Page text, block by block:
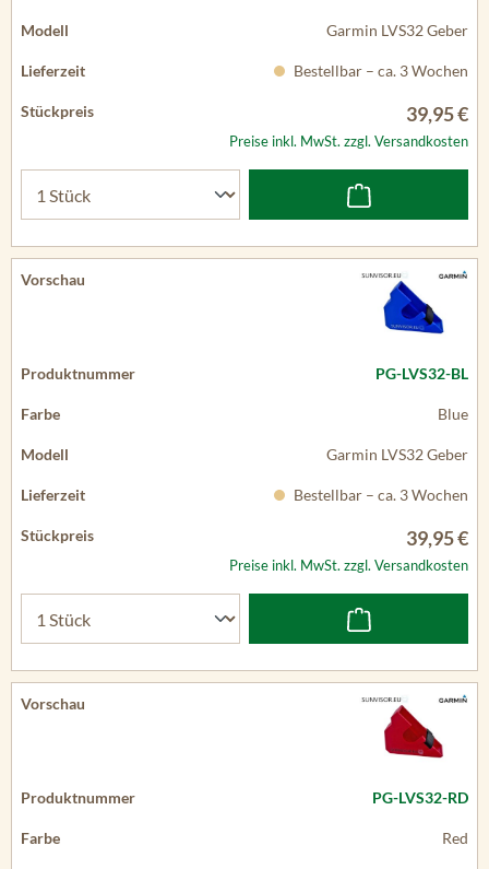
Garmin LVS32 Geber
Bestellbar – ca. 3 Wochen
39,95 €
Preise inkl. MwSt. zzgl. Versandkosten
PG-LVS32-BL
Blue
Garmin LVS32 Geber
Bestellbar – ca. 3 Wochen
39,95 €
Preise inkl. MwSt. zzgl. Versandkosten
PG-LVS32-RD
Red